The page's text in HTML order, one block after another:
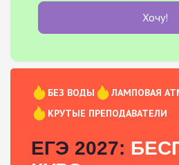
Хочу!
БЕЗ ВОДЫ
ЛАМПОВАЯ
КРУТЫЕ ПРЕПОДАВАТЕЛИ
ЕГЭ 2027: